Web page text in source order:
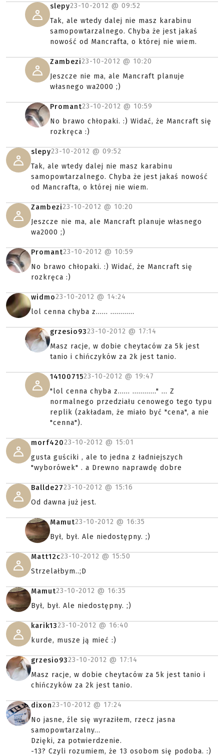
slepy23-10-2012 @ 09:52
Tak, ale wtedy dalej nie masz karabinu
samopowtarzalnego. Chyba że jest jakaś
nowość od Mancrafta, o której nie wiem.
Zambezi23-10-2012 @ 10:20
Jeszcze nie ma, ale Mancraft planuje
własnego wa2000 ;)
Promant23-10-2012 @ 10:59
No brawo chłopaki. :) Widać, że Mancraft się
rozkręca :)
slepy23-10-2012 @ 09:52
Tak, ale wtedy dalej nie masz karabinu
samopowtarzalnego. Chyba że jest jakaś nowość
od Mancrafta, o której nie wiem.
Zambezi23-10-2012 @ 10:20
Jeszcze nie ma, ale Mancraft planuje własnego
wa2000 ;)
Promant23-10-2012 @ 10:59
No brawo chłopaki. :) Widać, że Mancraft się
rozkręca :)
widmo23-10-2012 @ 14:24
lol cenna chyba z...... ............
grzesio9323-10-2012 @ 17:14
Masz racje, w dobie cheytaców za 5k jest
tanio i chińczyków za 2k jest tanio.
1410071523-10-2012 @ 19:47
"lol cenna chyba z...... ............" ... Z
normalnego przedziału cenowego tego typu
replik (zakładam, że miało być "cena", a nie
"cenna").
morf42023-10-2012 @ 15:01
gusta guściki , ale to jedna z ładniejszych
"wyborówek" . a Drewno naprawdę dobre
Ballde2723-10-2012 @ 15:16
Od dawna już jest.
Mamut23-10-2012 @ 16:35
Był, był. Ale niedostępny. ;)
Matt12c23-10-2012 @ 15:50
Strzelałbym..;D
Mamut23-10-2012 @ 16:35
Był, był. Ale niedostępny. ;)
karik1323-10-2012 @ 16:40
kurde, musze ją mieć :)
grzesio9323-10-2012 @ 17:14
Masz racje, w dobie cheytaców za 5k jest tanio i
chińczyków za 2k jest tanio.
dixon23-10-2012 @ 17:24
No jasne, źle się wyraziłem, rzecz jasna
samopowtarzalny...
Dzięki, za potwierdzenie.
-13? Czyli rozumiem, że 13 osobom się podoba. :)